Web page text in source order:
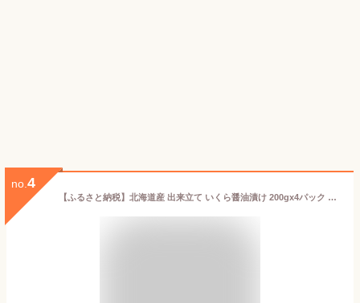
no. 4
【ふるさと納税】北海道産 出来立て いくら醤油漬け 200gx4パック 合計800g | いくら醤油漬け 魚卵 珍味 晩酌 イクラ丼 冷凍 国産 小樽市 小樽 北海道 送料無料